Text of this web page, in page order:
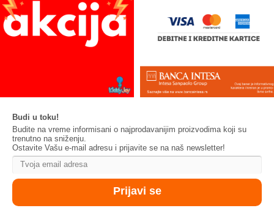
Budi u toku!
Budite na vreme informisani o najprodavanijim proizvodima koji su
trenutno na sniženju.
Ostavite Vašu e-mail adresu i prijavite se na naš newsletter!